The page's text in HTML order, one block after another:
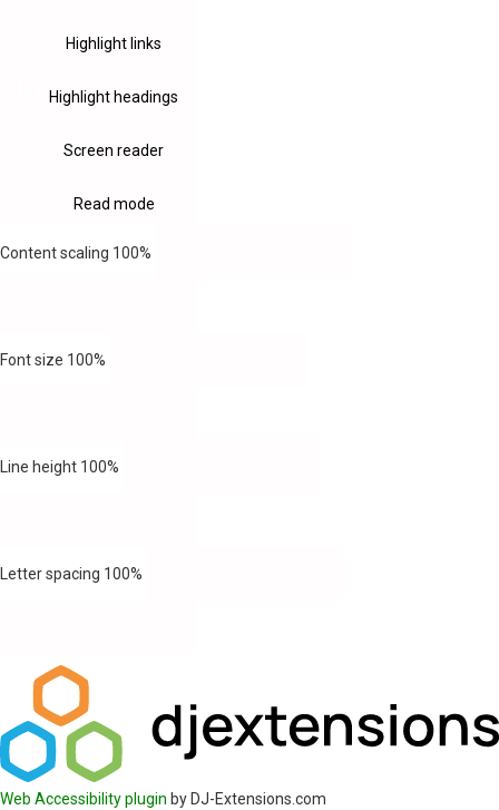
Highlight links
Highlight headings
Screen reader
Read mode
Content scaling 100%
Font size 100%
Line height 100%
Letter spacing 100%
Web Accessibility plugin by DJ-Extensions.com